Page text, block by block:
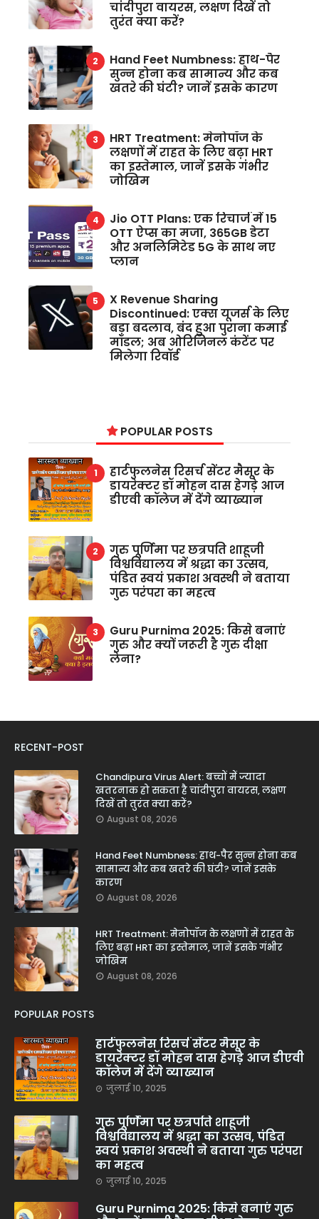
चांदीपुरा वायरस, लक्षण दिखें तो
तुरंत क्या करें?
Hand Feet Numbness: हाथ-पैर
सुन्न होना कब सामान्य और कब
खतरे की घंटी? जानें इसके कारण
HRT Treatment: मेनोपॉज के
लक्षणों में राहत के लिए बढ़ा HRT
का इस्तेमाल, जानें इसके गंभीर
जोखिम
Jio OTT Plans: एक रिचार्ज में 15
OTT ऐप्स का मजा, 365GB डेटा
और अनलिमिटेड 5G के साथ नए
प्लान
X Revenue Sharing
Discontinued: एक्स यूजर्स के लिए
बड़ा बदलाव, बंद हुआ पुराना कमाई
मॉडल; अब ओरिजिनल कंटेंट पर
मिलेगा रिवॉर्ड
POPULAR POSTS
हार्टफुलनेस रिसर्च सेंटर मैसूर के
डायरेक्टर डॉ मोहन दास हेगड़े आज
डीएवी कॉलेज में देंगे व्याख्यान
गुरु पूर्णिमा पर छत्रपति शाहूजी
विश्वविद्यालय में श्रद्धा का उत्सव,
पंडित स्वयं प्रकाश अवस्थी ने बताया
गुरु परंपरा का महत्व
Guru Purnima 2025: किसे बनाएं
गुरु और क्यों जरूरी है गुरु दीक्षा
लेना?
RECENT-POST
Chandipura Virus Alert: बच्चों में ज्यादा
खतरनाक हो सकता है चांदीपुरा वायरस, लक्षण
दिखें तो तुरंत क्या करें?
August 08, 2026
Hand Feet Numbness: हाथ-पैर सुन्न होना कब
सामान्य और कब खतरे की घंटी? जानें इसके
कारण
August 08, 2026
HRT Treatment: मेनोपॉज के लक्षणों में राहत के
लिए बढ़ा HRT का इस्तेमाल, जानें इसके गंभीर
जोखिम
August 08, 2026
POPULAR POSTS
हार्टफुलनेस रिसर्च सेंटर मैसूर के
डायरेक्टर डॉ मोहन दास हेगड़े आज डीएवी
कॉलेज में देंगे व्याख्यान
जुलाई 10, 2025
गुरु पूर्णिमा पर छत्रपति शाहूजी
विश्वविद्यालय में श्रद्धा का उत्सव, पंडित
स्वयं प्रकाश अवस्थी ने बताया गुरु परंपरा
का महत्व
जुलाई 10, 2025
Guru Purnima 2025: किसे बनाएं गुरु